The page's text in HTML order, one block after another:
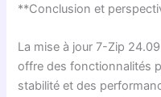
**Conclusion et
La mise à jour 7-Zip
offre des fonctionnalités
stabilité et des